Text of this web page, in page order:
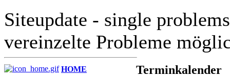
Siteupdate - single
vereinzelte Probleme
HOME Terminkalender